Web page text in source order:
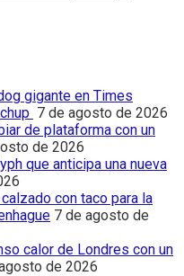
gigante en Times
7 de agosto de 2026
de plataforma con un
de 2026
que anticipa una nueva
con taco para la
7 de agosto de
calor de Londres con un
de 2026